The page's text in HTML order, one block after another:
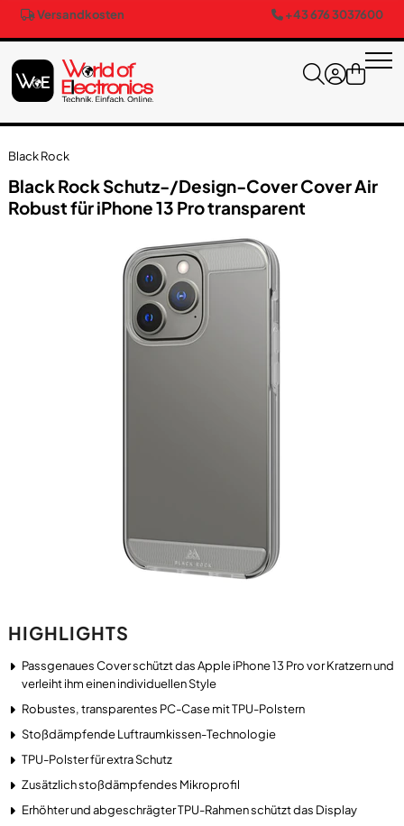
Versandkosten +43 676 3037600
Black Rock
Black Rock Schutz-/​Design-Cover Cover Air
Robust für iPhone 13 Pro transparent
HIGHLIGHTS
Passgenaues Cover schützt das Apple iPhone 13 Pro vor Kratzern und
verleiht ihm einen individuellen Style
Robustes, transparentes PC-Case mit TPU-Polstern
Stoßdämpfende Luftraumkissen-Technologie
TPU-Polster für extra Schutz
Zusätzlich stoßdämpfendes Mikroprofil
Erhöhter und abgeschrägter TPU-Rahmen schützt das Display